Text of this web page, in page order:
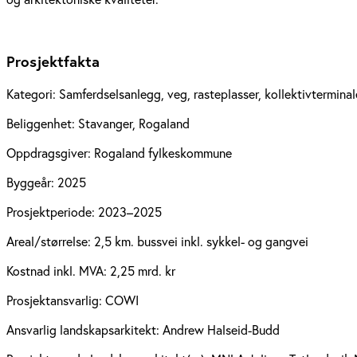
Prosjektfakta
Kategori: Samferdselsanlegg, veg, rasteplasser,
Beliggenhet: Stavanger, Rogaland
Oppdragsgiver: Rogaland fylkeskommune
Byggeår: 2025
Prosjektperiode: 2023–2025
Areal/størrelse: 2,5 km. bussvei inkl. sykkel- og gangvei
Kostnad inkl. MVA: 2,25 mrd. kr
Prosjektansvarlig: COWI
Ansvarlig landskapsarkitekt: Andrew Halseid-Budd